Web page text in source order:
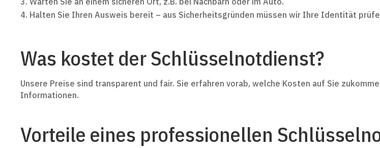
Halten Sie Ihren Ausweis bereit – aus Sicherheitsgründen müssen wir Ihre Identität
Was kostet der Schlüsselnotdienst?
Unsere Preise sind transparent und fair. Sie erfahren vorab, welche Kosten auf Sie
Informationen.
Vorteile eines professionellen